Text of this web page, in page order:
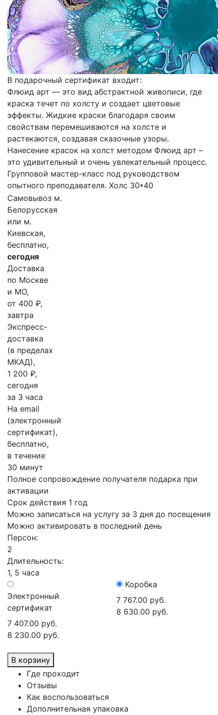
В подарочный сертификат входит:
Флюид арт — это вид абстрактной живописи, где
краска течет по холсту и создает цветовые
эффекты. Жидкие краски благодаря своим
свойствам перемешиваются на холсте и
растекаются, создавая сказочные узоры.
Нанесение красок на холст методом Флюид арт –
это удивительный и очень увлекательный процесс.
Групповой мастер-класс под руководством
опытного преподавателя. Холс 30*40
Самовывоз м.
Белорусская
или м.
Киевская,
бесплатно,
сегодня
Доставка
по Москве
и МО,
от 400 ₽,
завтра
Экспресс-
доставка
(в пределах
МКАД),
1 200 ₽,
сегодня
за 3 часа
На email
(электронный
сертификат),
бесплатно,
в течение
30 минут
Полное сопровождение получателя подарка при
активации
Срок действия 1 год
Можно записаться на услугу за 3 дня до посещения
Можно активировать в последний день
Персон:
2
Длительность:
1, 5 часа
Электронный
сертификат
7 407.00 руб.
8 230.00 руб.
Коробка
7 767.00 руб.
8 630.00 руб.
В корзину
Где проходит
Отзывы
Как воспользоваться
Дополнительная упаковка